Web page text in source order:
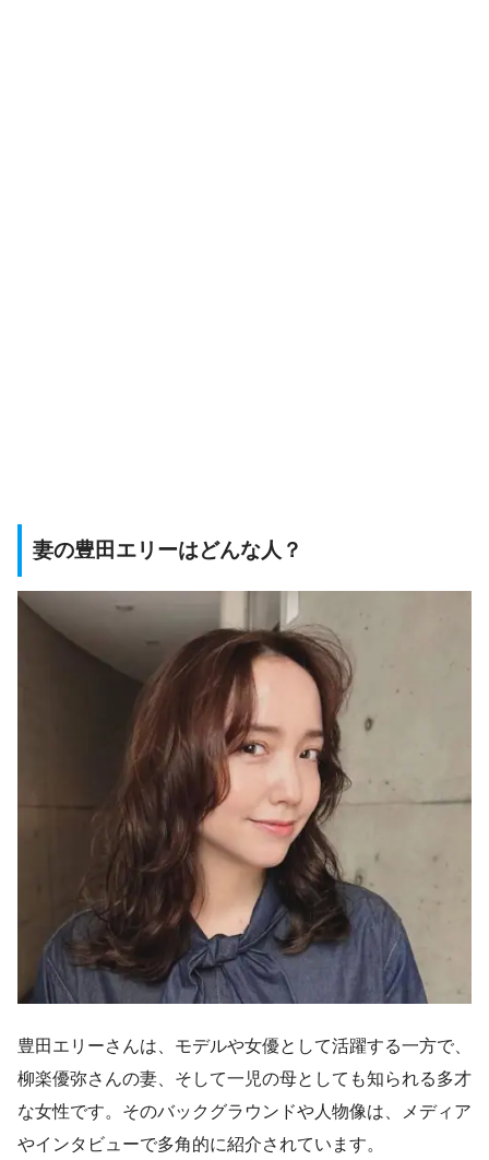
妻の豊田エリーはどんな人？
豊田エリーさんは、モデルや女優として活躍する一方で、
柳楽優弥さんの妻、そして一児の母としても知られる多才
な女性です。そのバックグラウンドや人物像は、メディア
やインタビューで多角的に紹介されています。